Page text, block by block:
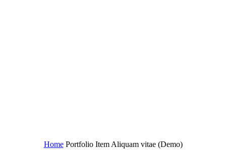
Home Portfolio Item Aliquam vitae (Demo)